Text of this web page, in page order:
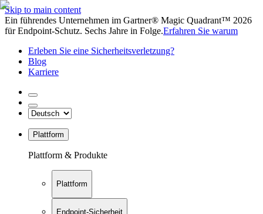
Skip to main content
Ein führendes Unternehmen im Gartner® Magic Quadrant™ 2026
für Endpoint-Schutz. Sechs Jahre in Folge.Erfahren Sie warum
Erleben Sie eine Sicherheitsverletzung?
Blog
Karriere
Plattform
Plattform & Produkte
Plattform
Endpoint-Sicherheit